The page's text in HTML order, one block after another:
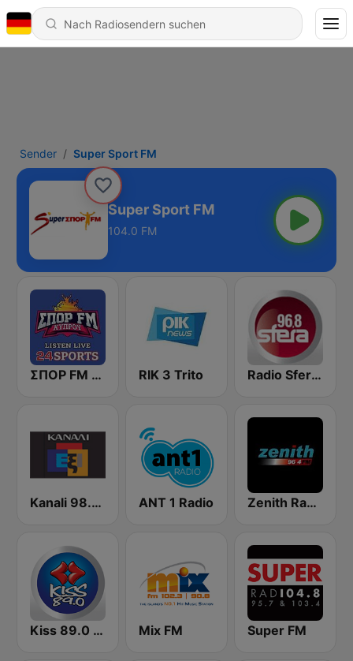
Sender Super Sport FM
Super Sport FM
104.0 FM
ΣΠΟΡ FM 95,0 (24 Sports & News) RIK 3 Trito Radio Sfera 96.8 FM
Kanali 98.6 FM ANT 1 Radio Zenith Radio
Kiss 89.0 FM Mix FM Super FM